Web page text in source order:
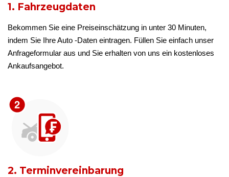
1. Fahrzeugdaten
Bekommen Sie eine Preiseinschätzung in unter 30 Minuten,
indem Sie Ihre Auto -Daten eintragen. Füllen Sie einfach unser
Anfrageformular aus und Sie erhalten von uns ein kostenloses
Ankaufsangebot.
2. Terminvereinbarung